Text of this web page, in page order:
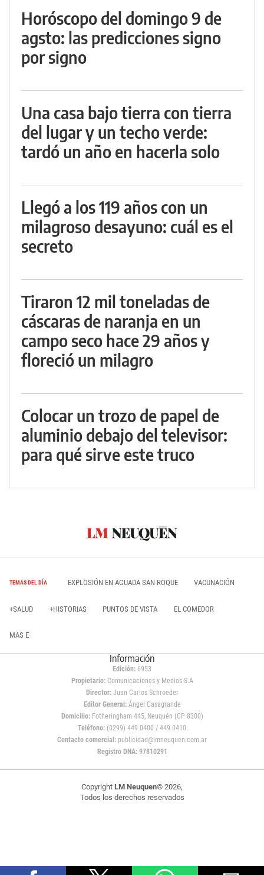
Horóscopo del domingo 9 de
agsto: las predicciones signo
por signo
Una casa bajo tierra con tierra
del lugar y un techo verde:
tardó un año en hacerla solo
Llegó a los 119 años con un
milagroso desayuno: cuál es el
secreto
Tiraron 12 mil toneladas de
cáscaras de naranja en un
campo seco hace 29 años y
floreció un milagro
Colocar un trozo de papel de
aluminio debajo del televisor:
para qué sirve este truco
TEMAS DEL DÍA EXPLOSIÓN EN AGUADA SAN ROQUE VACUNACIÓN
+SALUD +HISTORIAS PUNTOS DE VISTA EL COMEDOR
MAS E
Información
Edición: 6953
Propietario:Comunicaciones y Medios S.A
Director: Juan Carlos Schroeder
Editor General:Ángel Casagrande
Domicilio:Fotheringham 445, Neuquén (CP 8300)
Teléfono: (0299) 449 0400 / 449 0410
Contacto comercial: publicidad@lmneuquen.com.ar
Registro DNA: 97810291
Copyright LM Neuquen© 2026,
Todos los derechos reservados